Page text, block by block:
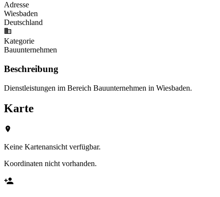
Adresse
Wiesbaden
Deutschland
Kategorie
Bauunternehmen
Beschreibung
Dienstleistungen im Bereich Bauunternehmen in Wiesbaden.
Karte
Keine Kartenansicht verfügbar.
Koordinaten nicht vorhanden.